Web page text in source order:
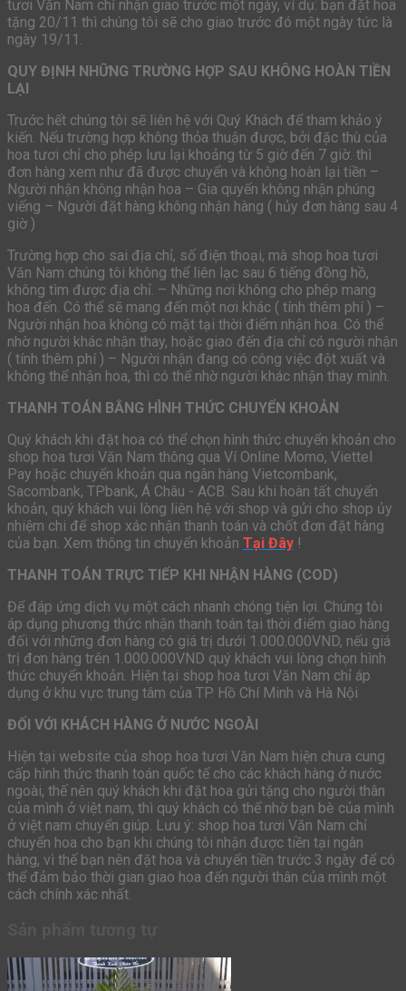
tươi Văn Nam chỉ nhận giao trước một ngày, ví dụ: bạn đặt hoa
tặng 20/11 thì chúng tôi sẽ cho giao trước đó một ngày tức là
ngày 19/11.
QUY ĐỊNH NHỮNG TRƯỜNG HỢP SAU KHÔNG HOÀN TIỀN
LẠI
Trước hết chúng tôi sẽ liên hệ với Quý Khách để tham khảo ý
kiến. Nếu trường hợp không thỏa thuận được, bởi đặc thù của
hoa tươi chỉ cho phép lưu lại khoảng từ 5 giờ đến 7 giờ. thì
đơn hàng xem như đã được chuyển và không hoàn lại tiền –
Người nhận không nhận hoa – Gia quyến không nhận phúng
viếng – Người đặt hàng không nhận hàng ( hủy đơn hàng sau 4
giờ )
Trường hợp cho sai địa chỉ, số điện thoại, mà shop hoa tươi
Văn Nam chúng tôi không thể liên lạc sau 6 tiếng đồng hồ,
không tìm được địa chỉ. – Những nơi không cho phép mang
hoa đến. Có thể sẽ mang đến một nơi khác ( tính thêm phí ) –
Người nhận hoa không có mặt tại thời điểm nhận hoa. Có thể
nhờ người khác nhận thay, hoặc giao đến địa chỉ có người nhận
( tính thêm phí ) – Người nhận đang có công việc đột xuất và
không thể nhận hoa, thì có thể nhờ người khác nhận thay mình.
THANH TOÁN BẰNG HÌNH THỨC CHUYỂN KHOẢN
Quý khách khi đặt hoa có thể chọn hình thức chuyển khoản cho
shop hoa tươi Văn Nam thông qua Ví Online Momo, Viettel
Pay hoặc chuyển khoản qua ngân hàng Vietcombank,
Sacombank, TPbank, Á Châu - ACB. Sau khi hoàn tất chuyển
khoản, quý khách vui lòng liên hệ với shop và gửi cho shop ủy
nhiệm chi để shop xác nhận thanh toán và chốt đơn đặt hàng
của bạn. Xem thông tin chuyển khoản Tại Đây !
THANH TOÁN TRỰC TIẾP KHI NHẬN HÀNG (COD)
Để đáp ứng dịch vụ một cách nhanh chóng tiện lợi. Chúng tôi
áp dụng phương thức nhận thanh toán tại thời điểm giao hàng
đối với những đơn hàng có giá trị dưới 1.000.000VND, nếu giá
trị đơn hàng trên 1.000.000VND quý khách vui lòng chọn hình
thức chuyển khoản. Hiện tại shop hoa tươi Văn Nam chỉ áp
dụng ở khu vực trung tâm của TP. Hồ Chí Minh và Hà Nội
ĐỐI VỚI KHÁCH HÀNG Ở NƯỚC NGOÀI
Hiện tại website của shop hoa tươi Văn Nam hiện chưa cung
cấp hình thức thanh toán quốc tế cho các khách hàng ở nước
ngoài, thế nên quý khách khi đặt hoa gửi tặng cho người thân
của mình ở việt nam, thì quý khách có thể nhờ bạn bè của mình
ở việt nam chuyển giúp. Lưu ý: shop hoa tươi Văn Nam chỉ
chuyển hoa cho bạn khi chúng tôi nhận được tiền tại ngân
hàng, vì thế bạn nên đặt hoa và chuyển tiền trước 3 ngày để có
thể đảm bảo thời gian giao hoa đến người thân của mình một
cách chính xác nhất.